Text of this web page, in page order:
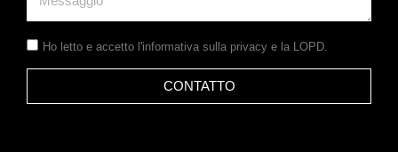
Ho letto e accetto l'informativa sulla privacy e la LOPD.
CONTATTO